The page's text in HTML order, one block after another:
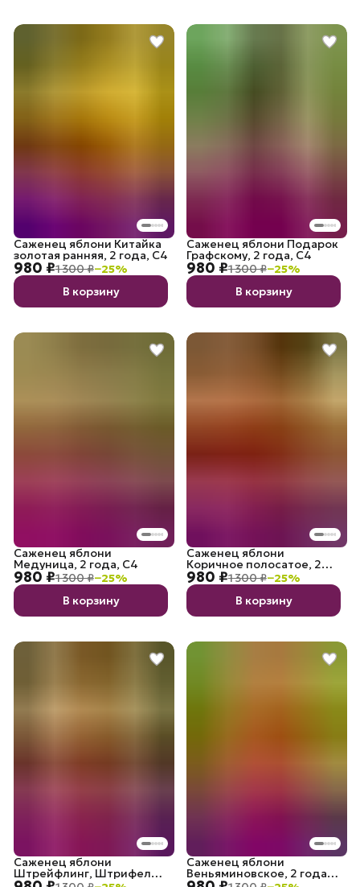
980 ₽1 300 ₽−25%
Саженец яблони Китайка
золотая ранняя, 2 года, С4
В корзину
980 ₽1 300 ₽−25%
Саженец яблони Подарок
Графскому, 2 года, С4
В корзину
980 ₽1 300 ₽−25%
Саженец яблони
Медуница, 2 года, С4
В корзину
980 ₽1 300 ₽−25%
Саженец яблони
Коричное полосатое, 2
года, С4
В корзину
Саженец яблони
Штрейфлинг, Штрифель,
Саженец яблони
Веньяминовское, 2 года,